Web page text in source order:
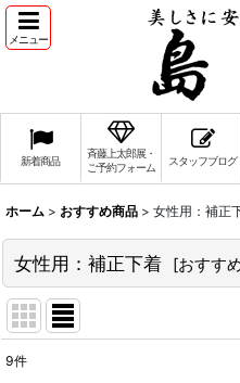
メニュー
新着商品
斉藤上太郎展・
ご予約フォーム
スタッフブログ
ホーム > おすすめ商品 > 女性用：補正
女性用：補正下着 [おすす
9件